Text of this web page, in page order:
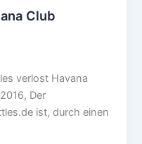
Club
verlost Havana
Der
ist, durch einen